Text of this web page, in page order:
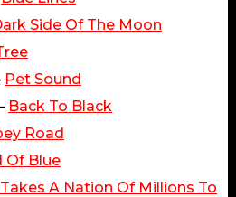
Side Of The Moon
Pet Sound
Back To Black
Road
Of Blue
A Nation Of Millions To